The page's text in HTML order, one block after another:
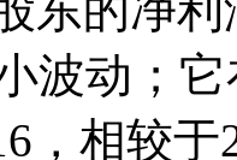
东的净
波动；
，相较于